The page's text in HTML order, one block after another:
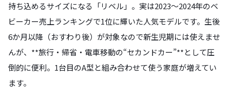
持ち込めるサイズになる「リベル」。実は2023〜2024年のベ
ビーカー売上ランキングで1位に輝いた人気モデルです。生後
6か月以降（おすわり後）が対象なので新生児期には使えませ
んが、**旅行・帰省・電車移動の“セカンドカー”**として圧
倒的に便利。1台目のA型と組み合わせて使う家庭が増えてい
ます。